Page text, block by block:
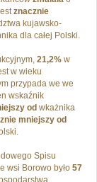
znacznie
kujawsko-
dla całej Polski.
21,2% w
w wieku
przypada we we
wskaźnik
od wkażnika
mniejszy od
Spisu
wsi Borowo było 57